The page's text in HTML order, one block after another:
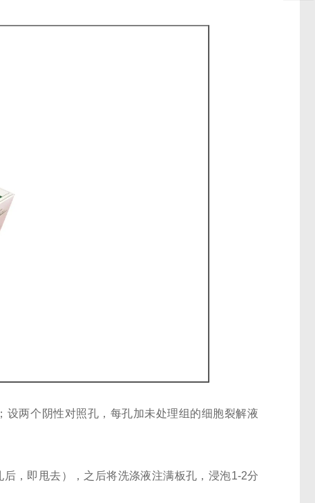
设两个阴性对照孔，每孔加未处理组的细胞裂解液
，即甩去），之后将洗涤液注满板孔，浸泡1-2分